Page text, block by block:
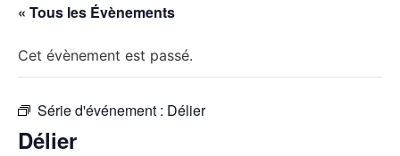
« Tous les Évènements
Cet évènement est passé.
Série d'événement : Délier
Délier